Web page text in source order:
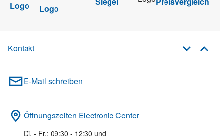
Kontakt
E-Mail schreiben
Öffnungszeiten Electronic Center
Di. - Fr.: 09:30 - 12:30 und